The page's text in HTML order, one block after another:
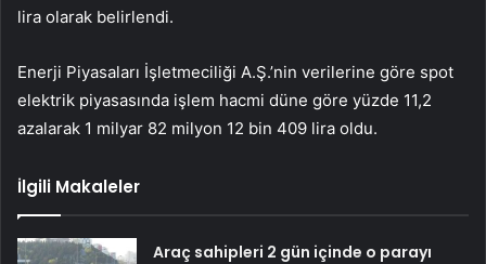
lira olarak belirlendi.
Enerji Piyasaları İşletmeciliği A.Ş.’nin verilerine göre spot
elektrik piyasasında işlem hacmi düne göre yüzde 11,2
azalarak 1 milyar 82 milyon 12 bin 409 lira oldu.
İlgili Makaleler
Araç sahipleri 2 gün içinde o parayı